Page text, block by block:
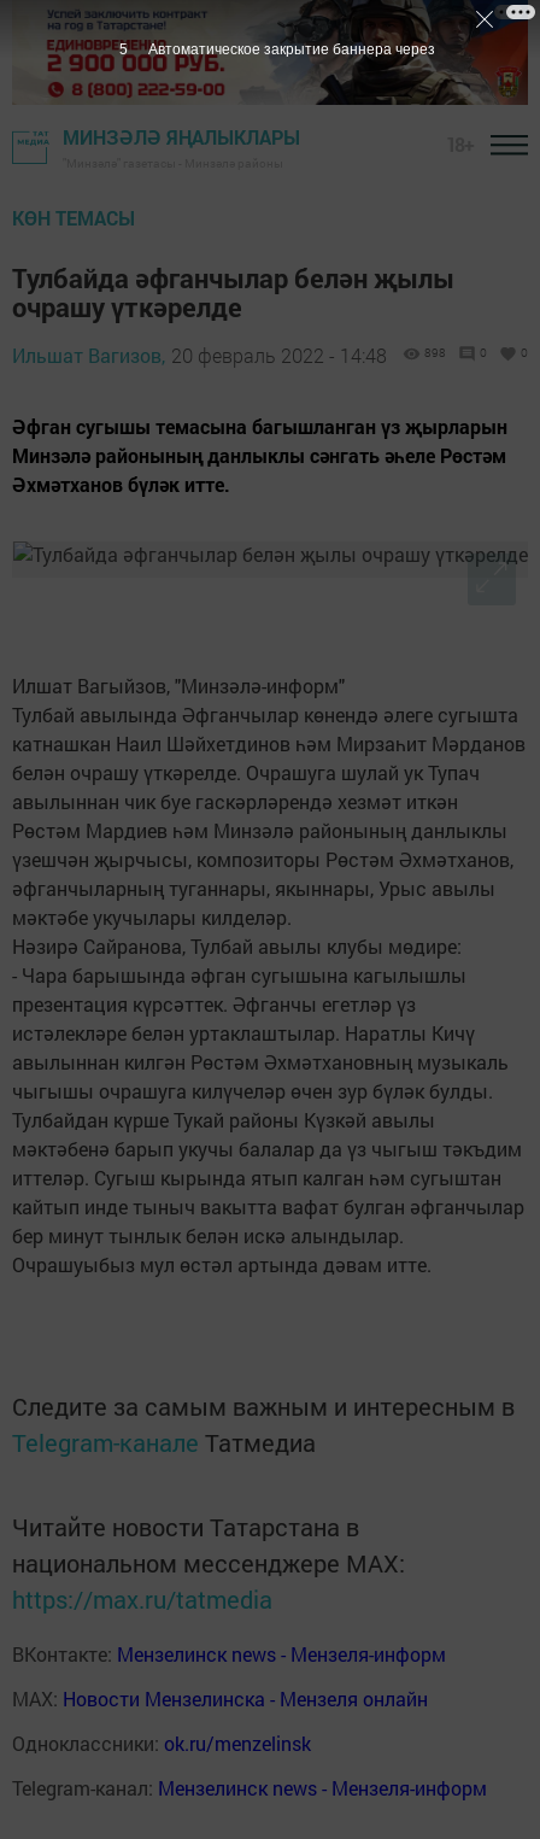
МИНЗӘЛӘ ЯҢАЛЫКЛАРЫ
КӨН ТЕМАСЫ
Тулбайда әфганчылар белән җылы
очрашу үткәрелде
Ильшат Вагизов, 20 февраль 2022 - 14:48 898 0 0
Әфган сугышы темасына багышланган үз җырларын
Минзәлә районының данлыклы сәнгать әһеле Рөстәм
Әхмәтханов бүләк итте.
Илшат Вагыйзов, "Минзәлә-информ"
Тулбай авылында Әфганчылар көнендә әлеге сугышта
катнашкан Наил Шәйхетдинов һәм Мирзаһит Мәрданов
белән очрашу үткәрелде. Очрашуга шулай ук Тупач
авылыннан чик буе гаскәрләрендә хезмәт иткән
Рөстәм Мардиев һәм Минзәлә районының данлыклы
үзешчән җырчысы, композиторы Рөстәм Әхмәтханов,
әфганчыларның туганнары, якыннары, Урыс авылы
мәктәбе укучылары килделәр.
Нәзирә Сайранова, Тулбай авылы клубы мөдире:
- Чара барышында әфган сугышына кагылышлы
презентация күрсәттек. Әфганчы егетләр үз
истәлекләре белән уртаклаштылар. Наратлы Кичү
авылыннан килгән Рөстәм Әхмәтхановның музыкаль
чыгышы очрашуга килүчеләр өчен зур бүләк булды.
Тулбайдан күрше Тукай районы Күзкәй авылы
мәктәбенә барып укучы балалар да үз чыгыш тәкъдим
иттеләр. Сугыш кырында ятып калган һәм сугыштан
кайтып инде тыныч вакытта вафат булган әфганчылар
бер минут тынлык белән искә алындылар.
Очрашуыбыз мул өстәл артында дәвам итте.
Следите за самым важным и интересным в
Telegram-канале Татмедиа
Читайте новости Татарстана в
национальном мессенджере MАХ:
https://max.ru/tatmedia
ВКонтакте: Мензелинск news - Мензеля-информ
MAX: Новости Мензелинска - Мензеля онлайн
Одноклассники: ok.ru/menzelinsk
Telegram-канал: Мензелинск news - Мензеля-информ
4 Автоматическое закрытие баннера через